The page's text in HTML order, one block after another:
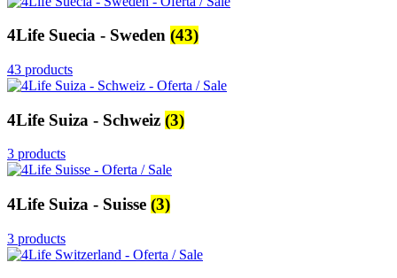
4Life Suecia - Sweden (43)
43 products
4Life Suiza - Schweiz (3)
3 products
4Life Suiza - Suisse (3)
3 products